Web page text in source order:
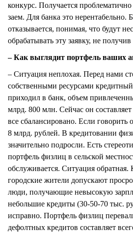
конкурс. Получается проблематично
заем. Для банка это нерентабельно.
отказывается, понимая, что будут
обрабатывать эту заявку, не
– Как выглядит портфель ваших
– Ситуация неплохая. Перед нами
собственными ресурсами
приходил в банк, объем
млрд. 800 млн. Сейчас он
все сбалансировано. Если говорить
8 млрд. рублей. В кредитовании
значительно подросли. Есть
портфель физлиц в сельской
обслуживается. Ситуация
городские жители допускают
люди, получающие невысокую
небольшие кредиты (30-50-70 тыс.
исправно. Портфель физлиц
дефолтных кредитов составляет